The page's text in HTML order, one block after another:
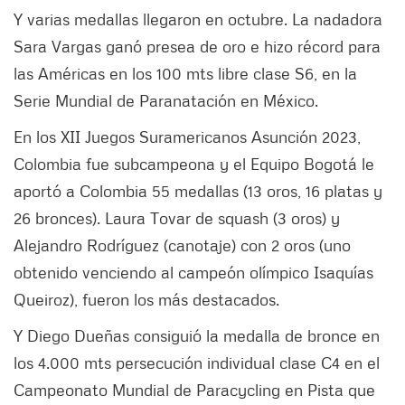
Y varias medallas llegaron en octubre. La nadadora
Sara Vargas ganó presea de oro e hizo récord para
las Américas en los 100 mts libre clase S6, en la
Serie Mundial de Paranatación en México.
En los XII Juegos Suramericanos Asunción 2023,
Colombia fue subcampeona y el Equipo Bogotá le
aportó a Colombia 55 medallas (13 oros, 16 platas y
26 bronces). Laura Tovar de squash (3 oros) y
Alejandro Rodríguez (canotaje) con 2 oros (uno
obtenido venciendo al campeón olímpico Isaquías
Queiroz), fueron los más destacados.
Y Diego Dueñas consiguió la medalla de bronce en
los 4.000 mts persecución individual clase C4 en el
Campeonato Mundial de Paracycling en Pista que